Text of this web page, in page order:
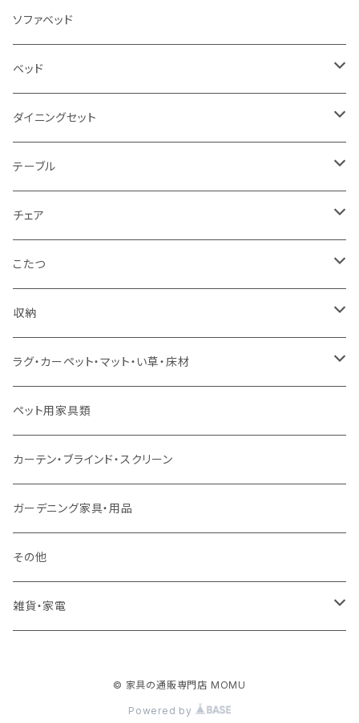
3人掛け
2.5人掛け
2人掛け
1人掛け
カウチソファ
コーナーソファ
ソファセット
スツール・オットマン
ソファ付属品
クッション・座椅子
ソファベッド
ベッド
シングルサイズ以下（フレームのみ）
セミダブルサイズ（フレームのみ）
ダブルサイズ（フレームのみ）
ワイドダブルサイズ以上（フレームのみ）
シングルサイズ以下（マットレス付）
セミダブルサイズ（マットレス付）
ダブルサイズ（マットレス付）
ダブルサイズ以上（マットレス付）
ロフトベッド
二段ベッド
マットレス
ダイニングセット
ダイニング3点セット以下
ダイニング4点セット
ダイニング5点・6点セット
ダイニング7点セット以上
テーブル
センターテーブル
ダイニングテーブル
カウンターテーブル
リフティングテーブル
サイドテーブル・コーヒーテーブル
デスク
チェア
ダイニングチェア
カウンターチェア
キッズチェア
オフィスチェア・ゲーミングチェア
ダイニングベンチ・スツール
こたつ
こたつテーブル
こたつ布団
コタツ・布団セット
収納
本棚・シェルフ
食器棚・収納庫
レンジ台・カウンター
ラック
TVボード
キャビネット・飾り棚
ラグ・カーペット・マット・い草・床材
マット・フロアタイル
ラグ
カーペット
ペット用家具類
カーテン・ブラインド・スクリーン
ガーデニング家具・用品
その他
雑貨・家電
© 家具の通販専門店 MOMU
Powered by